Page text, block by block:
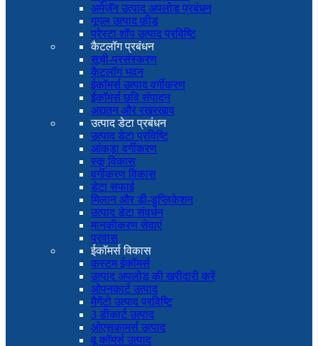
अमेज़ॅन उत्पाद अपलोड प्रबंधन
गूगल उत्पाद फ़ीड
प्रेस्टा शॉप उत्पाद प्रविष्टि
कैटलॉग प्रबंधन
सूची-प्रसंस्करण
कैटलॉग भवन
ईकॉमर्स उत्पाद वर्गीकरण
ईकॉमर्स छवि संपादन
अद्यतन और रखरखाव
उत्पाद डेटा प्रबंधन
उत्पाद डेटा प्रविष्टि
आंकड़ा वर्गीकरण
स्कू विकास
वर्गीकरण विकास
डेटा सफाई
मिलान और डी-डुप्लिकेशन
उत्पाद डेटा संवर्धन
मानकीकरण सेवाएं
प्रवास
ईकॉमर्स विकास
कस्टम ईकॉमर्स
उत्पाद अपलोड की खरीदारी करें
ओपनकार्ट उत्पाद
मैगेंटो उत्पाद प्रविष्टि
3 डीकार्ट उत्पाद
ओएसकामर्स उत्पाद
वू कॉमर्स उत्पाद